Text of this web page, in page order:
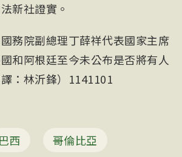
新社證實。
務院副總理丁薛祥代表國家主席
和阿根廷至今未公布是否將有人
：林沂鋒）1141101
巴西
哥倫比亞